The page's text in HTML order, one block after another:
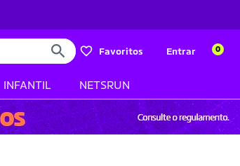
Favoritos Entrar 0
INFANTIL NETSRUN